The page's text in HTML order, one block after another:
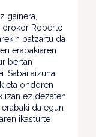
gainera,
orokor Roberto
batzartu da
erabakiaren
bertan
Sabai aizuna
eta ondoren
izan ez dezaten
da egun
ikasturte